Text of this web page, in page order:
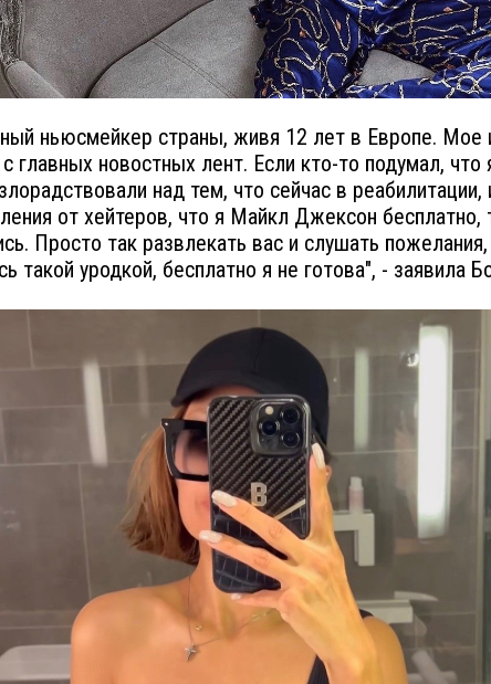
ньюсмейкер страны, живя 12 лет в Европе. Мое
с главных новостных лент. Если кто-то подумал,
над тем, что сейчас в реабилитации,
от хейтеров, что я Майкл Джексон бесплатно,
Просто так развлекать вас и слушать
такой уродкой, бесплатно я не готова", - заявила